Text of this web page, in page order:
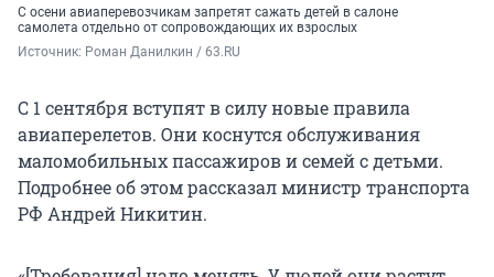
С осени авиаперевозчикам запретят сажать детей в салоне
самолета отдельно от сопровождающих их взрослых
Источник: Роман Данилкин / 63.RU
С 1 сентября вступят в силу новые правила
авиаперелетов. Они коснутся обслуживания
маломобильных пассажиров и семей с детьми.
Подробнее об этом рассказал министр транспорта
РФ Андрей Никитин.